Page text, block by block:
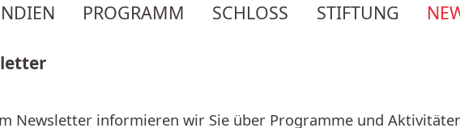
PROGRAMM SCHLOSS STIFTUNG
Newsletter informieren wir Sie über Programme und